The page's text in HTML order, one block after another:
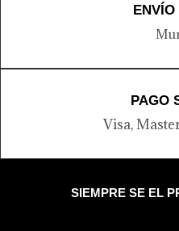
ENVÍO
PAGO
Visa,
SIEMPRE SE EL